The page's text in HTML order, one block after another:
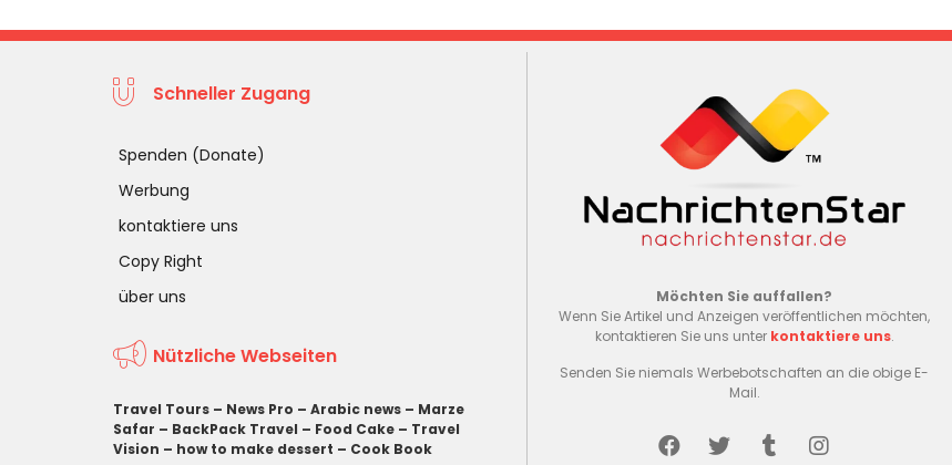
Schneller Zugang
Spenden (Donate)
Werbung
kontaktiere uns
Copy Right
über uns
Nützliche Webseiten
Travel Tours – News Pro – Arabic news – Marze
Safar – BackPack Travel – Food Cake – Travel
Vision – how to make dessert – Cook Book
Möchten Sie auffallen?
Wenn Sie Artikel und Anzeigen veröffentlichen möchten,
kontaktieren Sie uns unter kontaktiere uns.
Senden Sie niemals Werbebotschaften an die obige E-
Mail.